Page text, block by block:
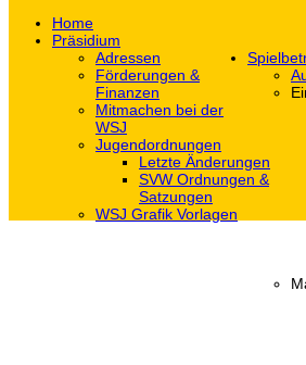
Home
Präsidium
Adressen
Förderungen &
Finanzen
Mitmachen bei der
WSJ
Jugendordnungen
Letzte Änderungen
SVW Ordnungen &
Satzungen
WSJ Grafik Vorlagen